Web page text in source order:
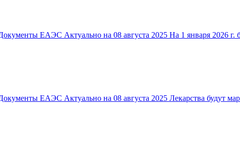
ЕАЭС Актуально на 08 августа 2025 На 1 января 2026 г.
ЕАЭС Актуально на 08 августа 2025 Лекарства будут